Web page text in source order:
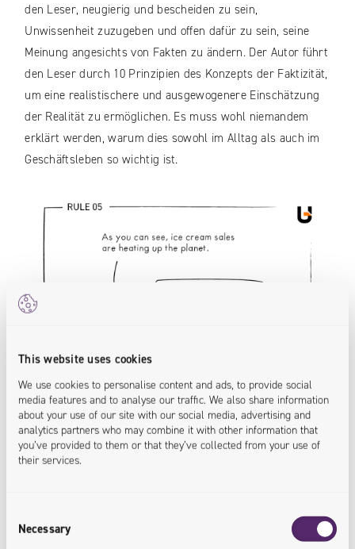
This website uses cookies
We use cookies to personalise content and ads, to provide social
media features and to analyse our traffic. We also share information
about your use of our site with our social media, advertising and
analytics partners who may combine it with other information that
you’ve provided to them or that they’ve collected from your use of
their services.
Selection
Necessary
den Leser, neugierig und bescheiden zu sein,
Unwissenheit zuzugeben und offen dafür zu sein, seine
Meinung angesichts von Fakten zu ändern. Der Autor führt
den Leser durch 10 Prinzipien des Konzepts der Faktizität,
um eine realistischere und ausgewogenere Einschätzung
der Realität zu ermöglichen. Es muss wohl niemandem
erklärt werden, warum dies sowohl im Alltag als auch im
Geschäftsleben so wichtig ist.
7 / Future Skills, B. Marr